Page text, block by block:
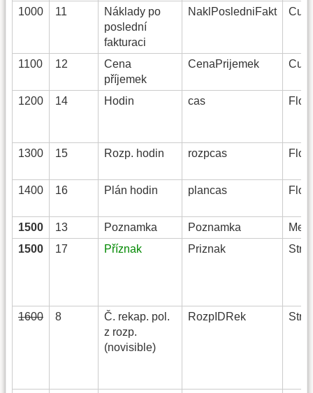
1000 11
Náklady po
poslední
fakturaci
NaklPosledniFakt
1100 12
Cena
příjemek
CenaPrijemek
1200 14 Hodin cas
1300 15 Rozp. hodin rozpcas
1400 16 Plán hodin plancas
1500 13 Poznamka Poznamka
1500
17 Příznak Priznak
1600 8
Č. rekap. pol.
z rozp.
(novisible)
RozpIDRek